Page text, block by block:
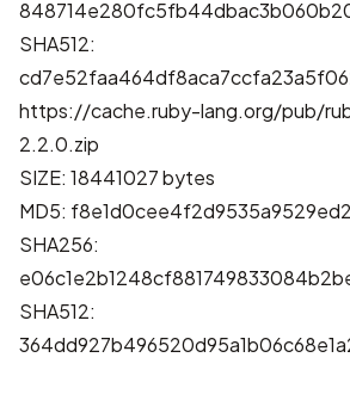
SHA512:
https://cache.ruby-lang.org/pub/
2.2.0.zip
SIZE: 18441027 bytes
MD5:
SHA256:
SHA512: